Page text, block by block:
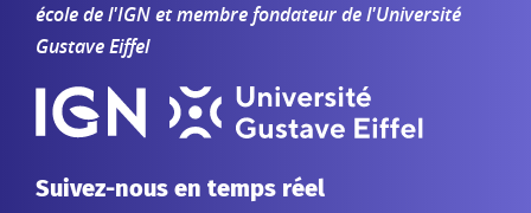
école de l'IGN et membre fondateur de l'Université
Gustave Eiffel
Suivez-nous en temps réel